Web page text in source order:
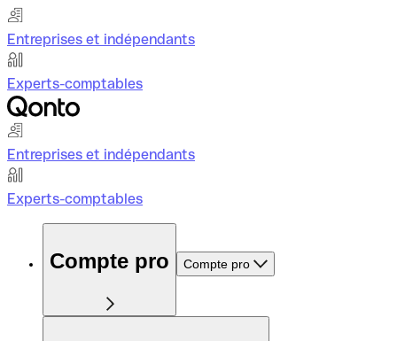
Entreprises et indépendants
Experts-comptables
Entreprises et indépendants
Experts-comptables
Compte pro Compte pro